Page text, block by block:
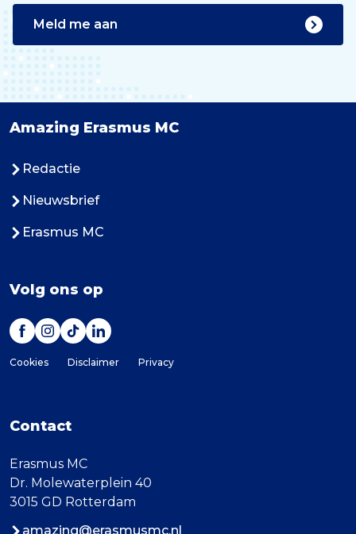
Meld me aan
Amazing Erasmus MC
Redactie
Nieuwsbrief
Erasmus MC
Volg ons op
Cookies Disclaimer Privacy
Contact
Erasmus MC
Dr. Molewaterplein 40
3015 GD Rotterdam
amazing@erasmusmc.nl